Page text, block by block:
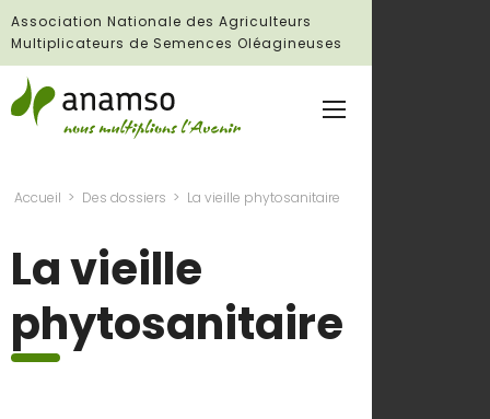
Association Nationale des Agriculteurs
Multiplicateurs de Semences Oléagineuses
Accueil Des dossiers La vieille phytosanitaire
La vieille
phytosanitaire